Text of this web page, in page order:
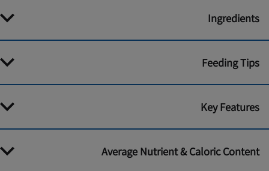
Ingredients
Feeding Tips
Key Features
Average Nutrient & Caloric Content